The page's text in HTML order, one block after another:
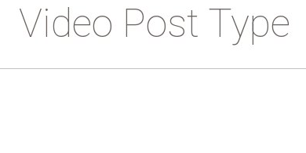
Video Post Type